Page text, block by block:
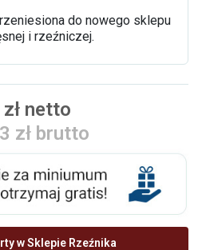
do nowego sklepu
i rzeźniczej.
netto
zł brutto
w Sklepie Rzeźnika